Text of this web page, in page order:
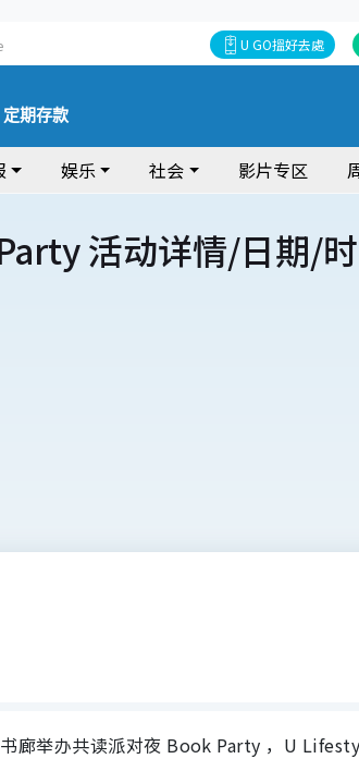
U GO搵好去處
定期存款
娱乐 社会 影片专区
活动详情/日期/时
廊举办共读派对夜 Book Party ，U